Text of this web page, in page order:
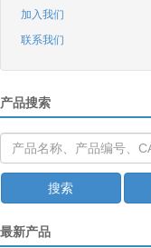
加入我们
联系我们
产品搜索
搜索
最新产品